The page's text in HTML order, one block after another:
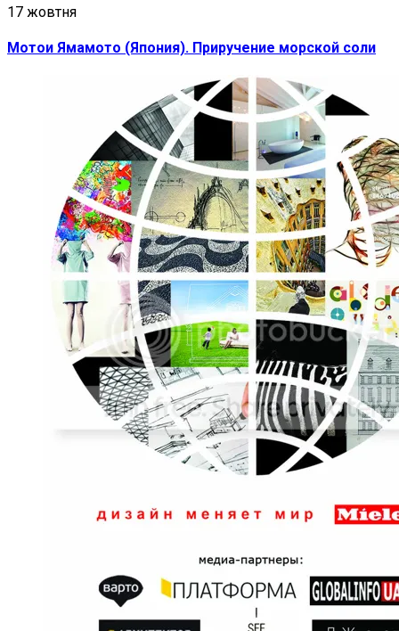
17 жовтня
Мотои Ямамото (Япония). Приручение морской соли